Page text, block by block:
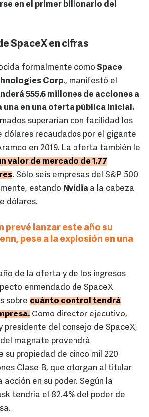
en el primer billonario del
SpaceX en cifras
formalmente como Space
Corp., manifestó el
555.6 millones de acciones a
una en una oferta pública inicial.
superarían con facilidad los
dólares recaudados por el gigante
en 2019. La oferta también le
valor de mercado de 1.77
. Sólo seis empresas del S&P 500
estando Nvidia a la cabeza
dólares.
prevé lanzar este año su
pese a la explosión en una
de la oferta y de los ingresos
enmendado de SpaceX
sobre cuánto control tendrá
Como director ejecutivo,
presidente del consejo de SpaceX,
magnate provendrá
su propiedad de cinco mil 220
Clase B, que otorgan al titular
acción en su poder. Según la
tendría el 82.4% del poder de